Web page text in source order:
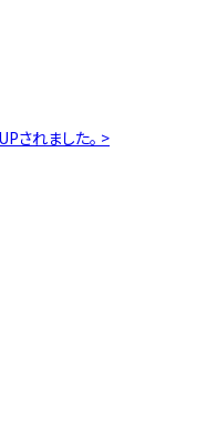
されました。 >